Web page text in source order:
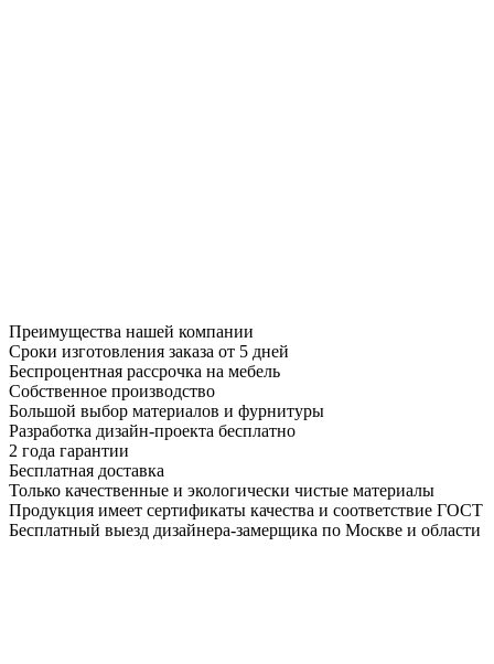
Преимущества нашей компании
Сроки изготовления заказа от 5 дней
Беспроцентная рассрочка на мебель
Собственное производство
Большой выбор материалов и фурнитуры
Разработка дизайн-проекта бесплатно
2 года гарантии
Бесплатная доставка
Только качественные и экологически чистые материалы
Продукция имеет сертификаты качества и соответствие ГОСТ
Бесплатный выезд дизайнера-замерщика по Москве и области